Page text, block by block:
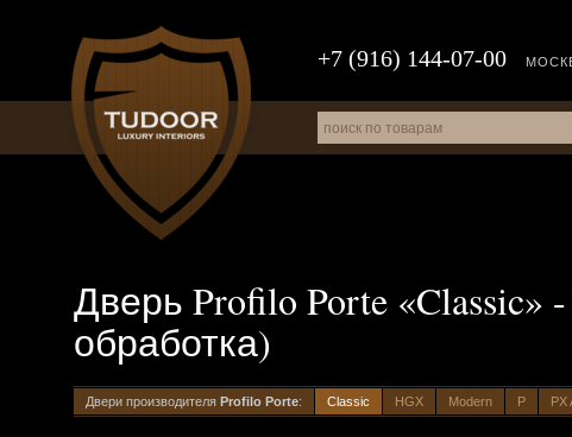
+7 (916) 144-07-00
Дверь Profilo Porte «Classic»
обработка)
Двери производителя Profilo Porte: Classic HGX Modern P PX